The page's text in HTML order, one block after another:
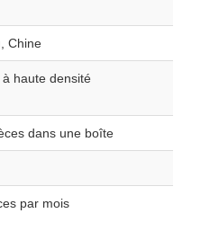
Chine
à haute densité
dans une boîte
par mois